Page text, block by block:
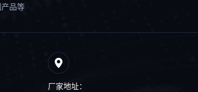
品等
厂家地址：